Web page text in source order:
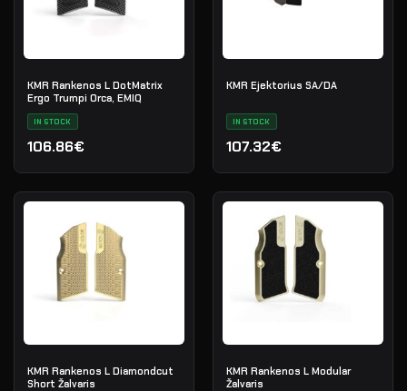
KMR Rankenos L DotMatrix
Ergo Trumpi Orca, EMIQ
IN STOCK
106.86€
KMR Ejektorius SA/DA
IN STOCK
107.32€
KMR Rankenos L Diamondcut
Short Žalvaris
KMR Rankenos L Modular
Žalvaris